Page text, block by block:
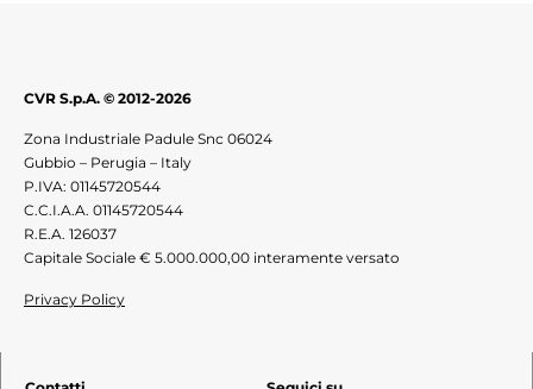
CVR S.p.A. © 2012-2026
Zona Industriale Padule Snc 06024
Gubbio – Perugia – Italy
P.IVA: 01145720544
C.C.I.A.A. 01145720544
R.E.A. 126037
Capitale Sociale € 5.000.000,00 interamente versato
Privacy Policy